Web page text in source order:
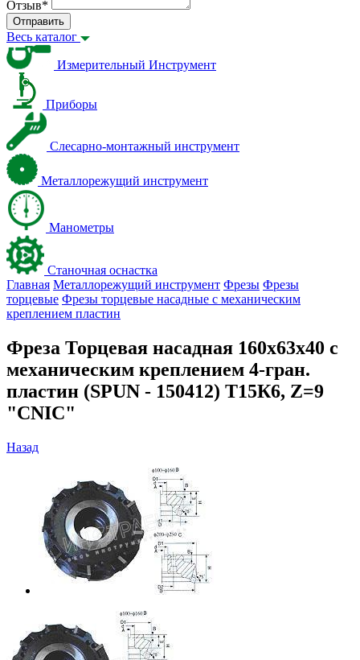
Отзыв*
Отправить
Весь каталог
Измерительный Инструмент
Приборы
Слесарно-монтажный инструмент
Металлорежущий инструмент
Манометры
Станочная оснастка
Главная Металлорежущий инструмент Фрезы Фрезы
торцевые Фрезы торцевые насадные с механическим
креплением пластин
Фреза Торцевая насадная 160х63х40 с
механическим креплением 4-гран.
пластин (SPUN - 150412) Т15К6, Z=9
"CNIC"
Назад